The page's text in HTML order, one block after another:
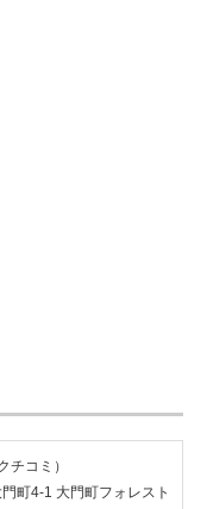
チコミ）
町4-1 大門町フォレスト